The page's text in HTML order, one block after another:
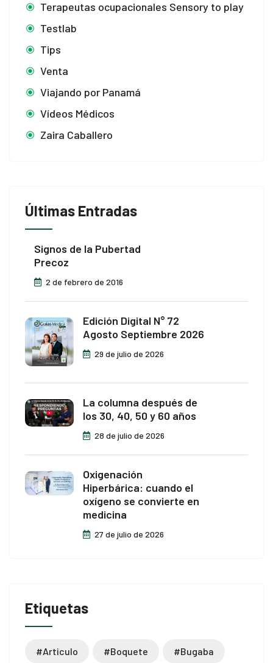
Terapeutas ocupacionales Sensory to play
Testlab
Tips
Venta
Viajando por Panamá
Vídeos Médicos
Zaira Caballero
Últimas Entradas
Signos de la Pubertad
Precoz
2 de febrero de 2016
Edición Digital N° 72
Agosto Septiembre 2026
29 de julio de 2026
La columna después de
los 30, 40, 50 y 60 años
28 de julio de 2026
Oxigenación
Hiperbárica: cuando el
oxígeno se convierte en
medicina
27 de julio de 2026
Etiquetas
#articulo #boquete #bugaba